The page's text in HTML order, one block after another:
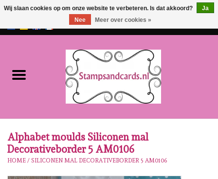
EUR/GBP
NIEUW!!
Alphabet moulds Siliconen mal
Decorativeborder 5 AM0106
HOME / SILICONEN MAL DECORATIVEBORDER 5 AM0106
Wij slaan cookies op om onze website te verbeteren. Is dat akkoord?
Ja
Nee
Meer over cookies »